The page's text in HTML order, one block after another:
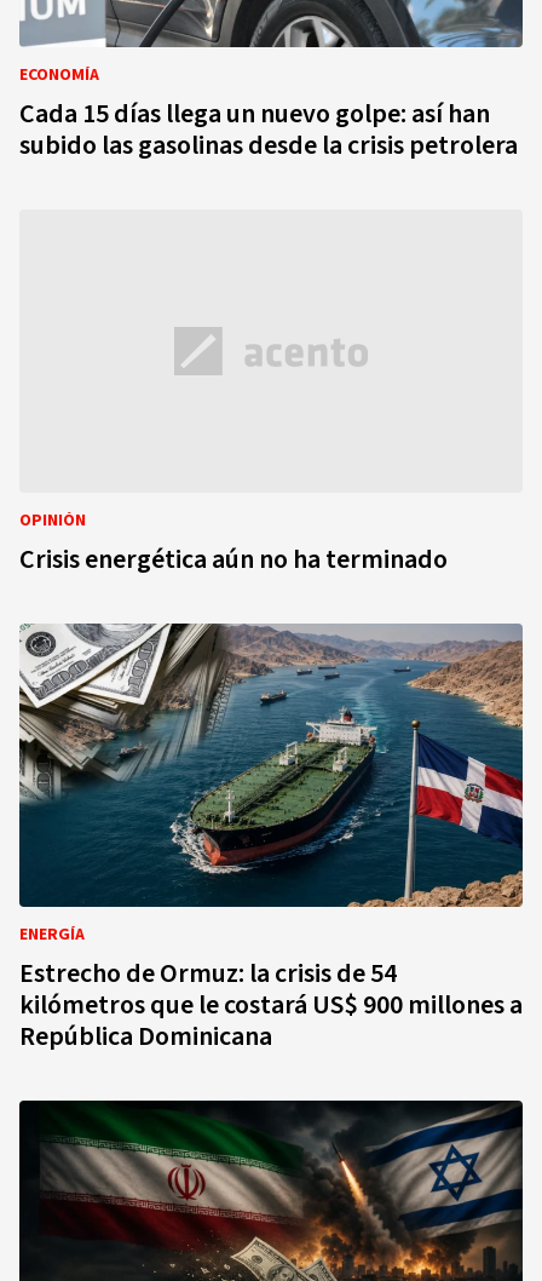
ECONOMÍA
Cada 15 días llega un nuevo golpe: así han
subido las gasolinas desde la crisis petrolera
OPINIÓN
Crisis energética aún no ha terminado
ENERGÍA
Estrecho de Ormuz: la crisis de 54
kilómetros que le costará US$ 900 millones a
República Dominicana